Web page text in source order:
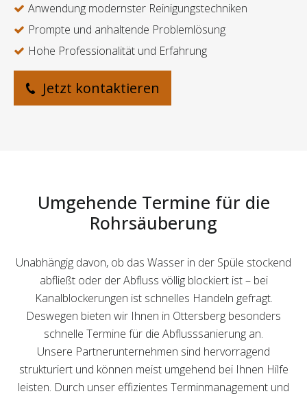
Anwendung modernster Reinigungstechniken
Prompte und anhaltende Problemlösung
Hohe Professionalität und Erfahrung
Jetzt kontaktieren
Umgehende Termine für die
Rohrsäuberung
Unabhängig davon, ob das Wasser in der Spüle stockend
abfließt oder der Abfluss völlig blockiert ist – bei
Kanalblockerungen ist schnelles Handeln gefragt.
Deswegen bieten wir Ihnen in Ottersberg besonders
schnelle Termine für die Abflusssanierung an.
Unsere Partnerunternehmen sind hervorragend
strukturiert und können meist umgehend bei Ihnen Hilfe
leisten. Durch unser effizientes Terminmanagement und